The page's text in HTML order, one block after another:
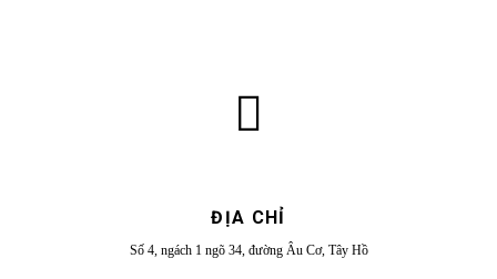
ĐỊA CHỈ
Số 4, ngách 1 ngõ 34, đường Âu Cơ, Tây Hồ